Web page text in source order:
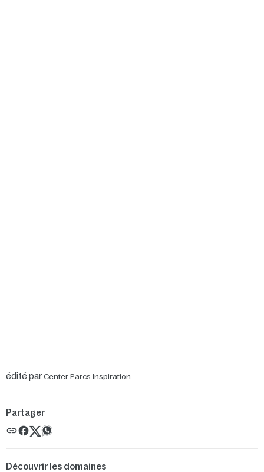
édité parCenter Parcs Inspiration
Découvrir les domaines
Partager